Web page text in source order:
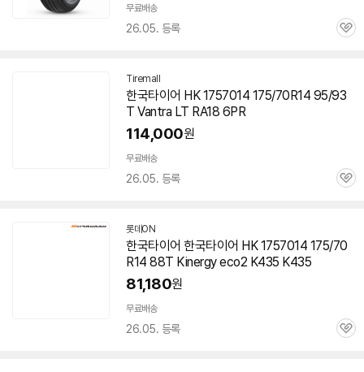
무료배송
26.05. 등록
관
Tiremall 네
이
버
이
한국타이어 HK1757014 175/70R14 95/93
T Vantra LT RA18 6PR
114,000원
무료배송
26.05. 등록
관
롯데ON
한국타이어 한국타이어 HK1757014 175/70
R14 88T Kinergy eco2 K435 K435
81,180원
무료배송
26.05. 등록
관